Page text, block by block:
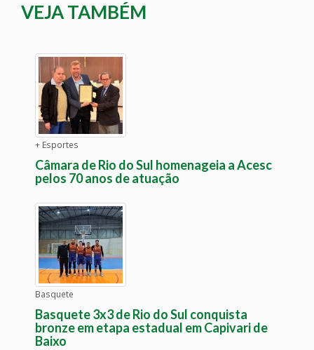
VEJA TAMBÉM
+ Esportes
Câmara de Rio do Sul homenageia a Acesc
pelos 70 anos de atuação
Basquete
Basquete 3x3 de Rio do Sul conquista
bronze em etapa estadual em Capivari de
Baixo